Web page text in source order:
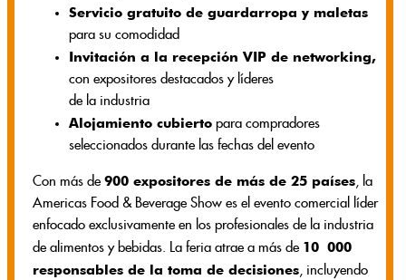
Servicio gratuito de guardarropa y maletas
para su comodidad
Invitación a la recepción VIP de networking,
con expositores destacados y líderes
de la industria
Alojamiento cubierto para compradores
seleccionados durante las fechas del evento
Con más de 900 expositores de más de 25 países, la
Americas Food & Beverage Show es el evento comercial líder
enfocado exclusivamente en los profesionales de la industria
de alimentos y bebidas. La feria atrae a más de 10 000
responsables de la toma de decisiones, incluyendo